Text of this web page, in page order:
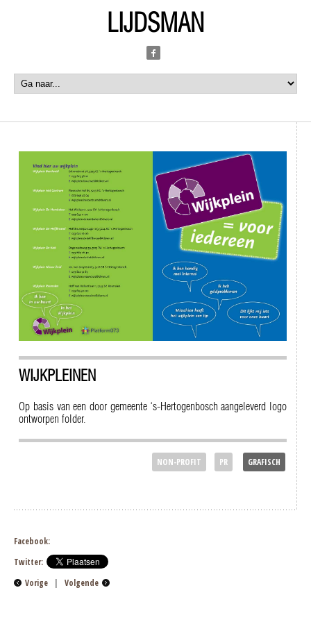
LIJDSMAN
WIJKPLEINEN
Op basis van een door gemeente ‘s-Hertogenbosch aangeleverd logo
ontworpen folder.
NON-PROFIT PR GRAFISCH
Facebook:
Twitter:
Vorige
| Volgende